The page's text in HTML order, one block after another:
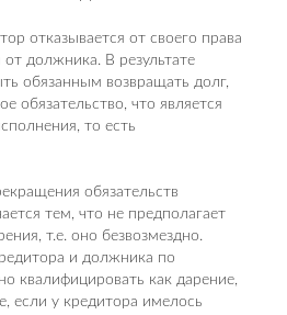
отказывается от своего права
должника. В результате
обязанным возвращать долг,
обязательство, что является
то есть
обязательств
тем, что не предполагает
т.е. оно безвозмездно.
и должника по
квалифицировать как дарение,
если у кредитора имелось